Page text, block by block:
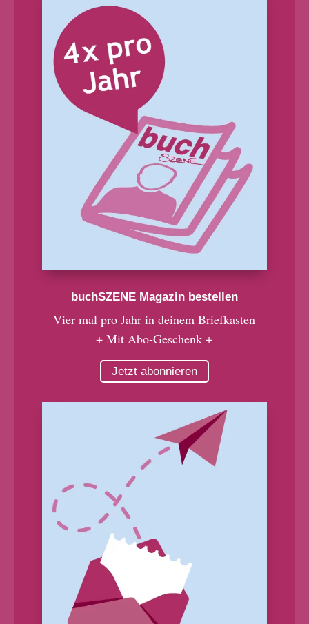
buchSZENE Magazin bestellen
Vier mal pro Jahr in deinem Briefkasten
+ Mit Abo-Geschenk +
Jetzt abonnieren